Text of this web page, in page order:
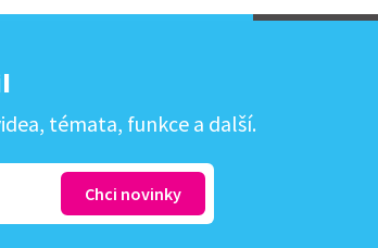
témata, funkce a další.